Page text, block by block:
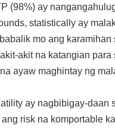
(98%) ay
statistically ay
mo ang karamihan
akit na katangian para
ayaw maghintay ng
ay nagbibigay-daan
risk na komportable